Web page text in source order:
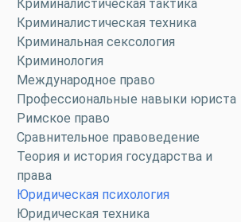
Криминалистическая тактика
Криминалистическая техника
Криминальная сексология
Криминология
Международное право
Профессиональные навыки юриста
Римское право
Сравнительное правоведение
Теория и история государства и
права
Юридическая психология
Юридическая техника